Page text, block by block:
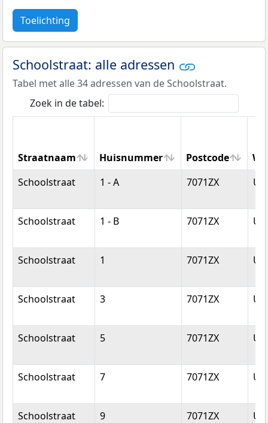
Toelichting
Schoolstraat: alle adressen
Tabel met alle 34 adressen van de Schoolstraat.
Zoek in de tabel:
Straatnaam Huisnummer Postcode
Straatnaam
Huisnummer Postcode
Schoolstraat 1 - A 7071ZX
Schoolstraat 1 - B 7071ZX
Schoolstraat 1 7071ZX
Schoolstraat 3 7071ZX
Schoolstraat 5 7071ZX
Schoolstraat 7 7071ZX
Schoolstraat 9 7071ZX